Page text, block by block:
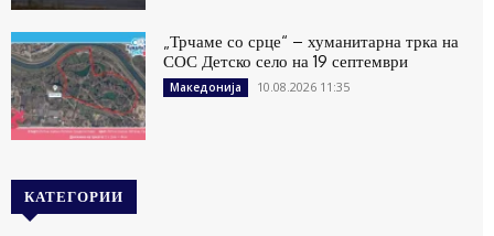
„Трчаме со срце“ – хуманитарна трка на
СОС Детско село на 19 септември
Македонија 10.08.2026 11:35
КАТЕГОРИИ